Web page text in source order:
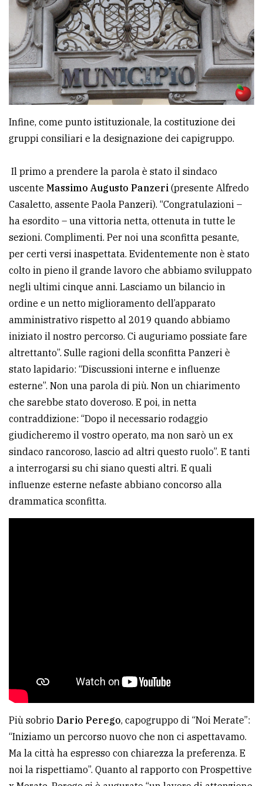
Infine, come punto istituzionale, la costituzione dei
gruppi consiliari e la designazione dei capigruppo.
Il primo a prendere la parola è stato il sindaco
uscente Massimo Augusto Panzeri (presente Alfredo
Casaletto, assente Paola Panzeri). “Congratulazioni –
ha esordito – una vittoria netta, ottenuta in tutte le
sezioni. Complimenti. Per noi una sconfitta pesante,
per certi versi inaspettata. Evidentemente non è stato
colto in pieno il grande lavoro che abbiamo sviluppato
negli ultimi cinque anni. Lasciamo un bilancio in
ordine e un netto miglioramento dell’apparato
amministrativo rispetto al 2019 quando abbiamo
iniziato il nostro percorso. Ci auguriamo possiate fare
altrettanto”. Sulle ragioni della sconfitta Panzeri è
stato lapidario: “Discussioni interne e influenze
esterne”. Non una parola di più. Non un chiarimento
che sarebbe stato doveroso. E poi, in netta
contraddizione: “Dopo il necessario rodaggio
giudicheremo il vostro operato, ma non sarò un ex
sindaco rancoroso, lascio ad altri questo ruolo”. E tanti
a interrogarsi su chi siano questi altri. E quali
influenze esterne nefaste abbiano concorso alla
drammatica sconfitta.
Più sobrio Dario Perego, capogruppo di “Noi Merate”:
“Iniziamo un percorso nuovo che non ci aspettavamo.
Ma la città ha espresso con chiarezza la preferenza. E
noi la rispettiamo”. Quanto al rapporto con Prospettive